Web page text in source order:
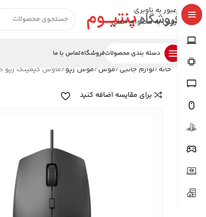
عبور به ناوبری
رفتن به محتوای اصلی
دسته بندی محصولاتفروشگاهتماس با ما
خانه لوازم جانبی موس موس رپو ماوس گیمینگ رپو V11S
برای مقایسه اضافه کنید